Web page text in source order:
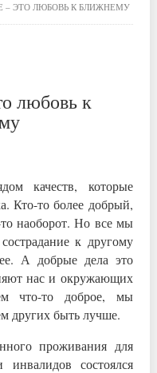
– ЭТО ЛЮБОВЬ К БЛИЖНЕМУ
любовь к
качеств, которые
Кто-то более добрый,
наоборот. Но все мы
к другому
А добрые дела это
нас и окружающих
что-то доброе, мы
других быть лучше.
проживания для
состоялся